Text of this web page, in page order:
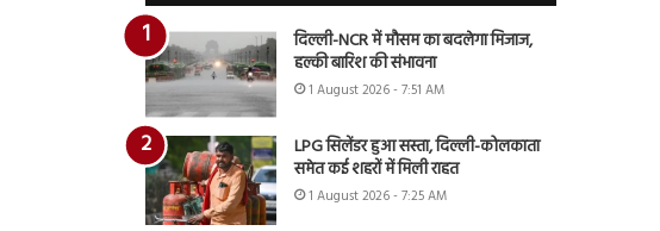
दिल्ली-NCR में मौसम का बदलेगा मिजाज,
हल्की बारिश की संभावना
1 August 2026 - 7:51 AM
LPG सिलेंडर हुआ सस्ता, दिल्ली-कोलकाता
समेत कई शहरों में मिली राहत
1 August 2026 - 7:25 AM